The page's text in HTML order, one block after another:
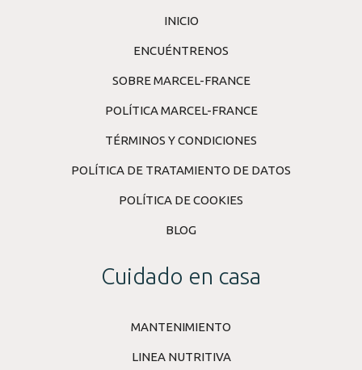
INICIO
ENCUÉNTRENOS
SOBRE MARCEL-FRANCE
POLÍTICA MARCEL-FRANCE
TÉRMINOS Y CONDICIONES
POLÍTICA DE TRATAMIENTO DE DATOS
POLÍTICA DE COOKIES
BLOG
Cuidado en casa
MANTENIMIENTO
LINEA NUTRITIVA